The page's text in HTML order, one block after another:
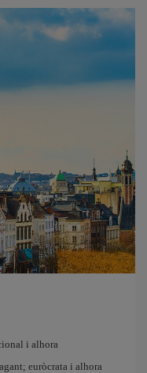
i alhora
euròcrata i alhora